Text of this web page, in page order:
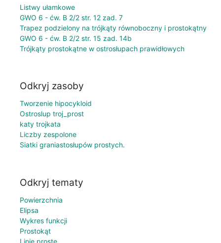
Listwy ułamkowe
GWO 6 - ćw. B 2/2 str. 12 zad. 7
Trapez podzielony na trójkąty równoboczny i prostokątny
GWO 6 - ćw. B 2/2 str. 15 zad. 14b
Trójkąty prostokątne w ostrosłupach prawidłowych
Odkryj zasoby
Tworzenie hipocykloid
Ostroslup troj_prost
katy trojkata
Liczby zespolone
Siatki graniastosłupów prostych.
Odkryj tematy
Powierzchnia
Elipsa
Wykres funkcji
Prostokąt
Linie proste